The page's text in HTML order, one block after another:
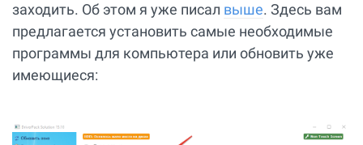
заходить. Об этом я уже писал выше. Здесь вам
предлагается установить самые необходимые
программы для компьютера или обновить уже
имеющиеся: